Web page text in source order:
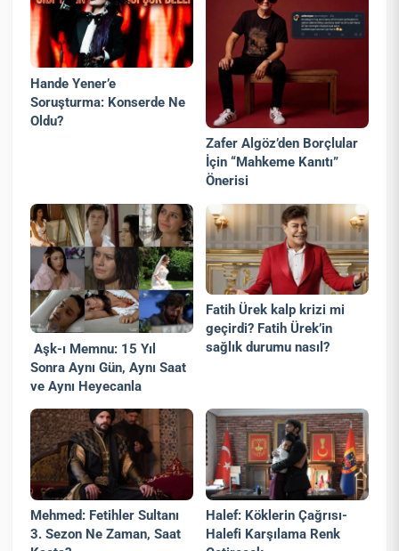
Hande Yener’e
Soruşturma: Konserde Ne
Oldu?
Zafer Algöz’den Borçlular
İçin “Mahkeme Kanıtı”
Önerisi
Aşk-ı Memnu: 15 Yıl
Sonra Aynı Gün, Aynı Saat
ve Aynı Heyecanla
Fatih Ürek kalp krizi mi
geçirdi? Fatih Ürek’in
sağlık durumu nasıl?
Mehmed: Fetihler Sultanı
3. Sezon Ne Zaman, Saat
Halef: Köklerin Çağrısı-
Halefi Karşılama Renk